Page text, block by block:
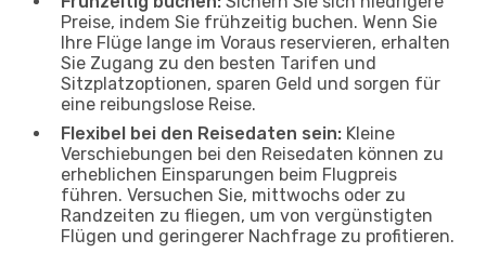
Preise, indem Sie frühzeitig buchen. Wenn Sie
Ihre Flüge lange im Voraus reservieren, erhalten
Sie Zugang zu den besten Tarifen und
Sitzplatzoptionen, sparen Geld und sorgen für
eine reibungslose Reise.
Flexibel bei den Reisedaten sein: Kleine
Verschiebungen bei den Reisedaten können zu
erheblichen Einsparungen beim Flugpreis
führen. Versuchen Sie, mittwochs oder zu
Randzeiten zu fliegen, um von vergünstigten
Flügen und geringerer Nachfrage zu profitieren.